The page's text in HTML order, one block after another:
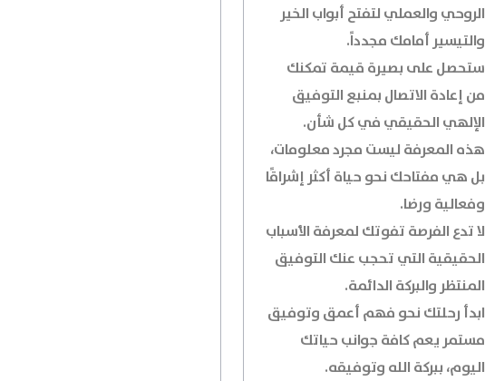
الروحي والعملي لتفتح أبواب الخير
والتيسير أمامك مجدداً.
ستحصل على بصيرة قيمة تمكنك
من إعادة الاتصال بمنبع التوفيق
الإلهي الحقيقي في كل شأن.
هذه المعرفة ليست مجرد معلومات،
بل هي مفتاحك نحو حياة أكثر إشراقًا
وفعالية ورضا.
لا تدع الفرصة تفوتك لمعرفة الأسباب
الحقيقية التي تحجب عنك التوفيق
المنتظر والبركة الدائمة.
ابدأ رحلتك نحو فهم أعمق وتوفيق
مستمر يعم كافة جوانب حياتك
اليوم، ببركة الله وتوفيقه.